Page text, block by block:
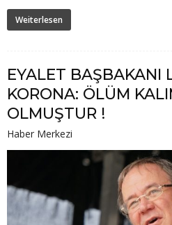
Weiterlesen
EYALET BAŞBAKANI
KORONA: ÖLÜM
OLMUŞTUR !
Haber Merkezi